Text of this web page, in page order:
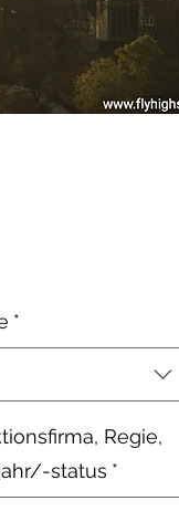
*
Regie,
status *